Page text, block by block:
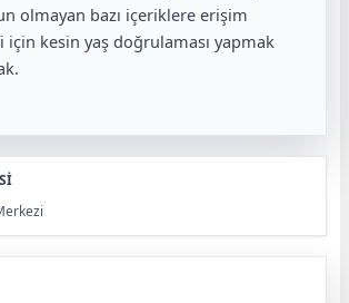
olmayan bazı içeriklere erişim
için kesin yaş doğrulaması yapmak